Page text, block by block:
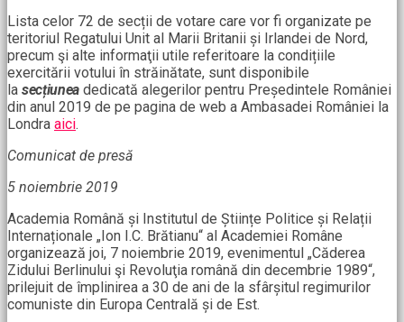
Lista celor 72 de secții de votare care vor fi organizate pe
teritoriul Regatului Unit al Marii Britanii și Irlandei de Nord,
precum şi alte informaţii utile referitoare la condițiile
exercitării votului în străinătate, sunt disponibile
la secțiunea dedicată alegerilor pentru Președintele României
din anul 2019 de pe pagina de web a Ambasadei României la
Londra aici.
Comunicat de presă
5 noiembrie 2019
Academia Română și Institutul de Științe Politice și Relații
Internaționale „Ion I.C. Brătianu“ al Academiei Române
organizează joi, 7 noiembrie 2019, evenimentul „Căderea
Zidului Berlinului şi Revoluţia română din decembrie 1989“,
prilejuit de împlinirea a 30 de ani de la sfârșitul regimurilor
comuniste din Europa Centrală și de Est.